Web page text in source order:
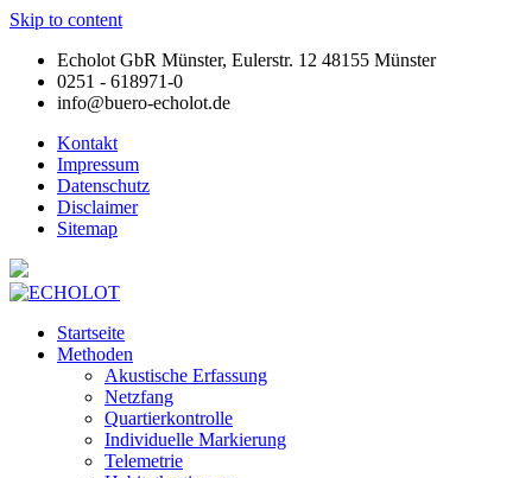
Skip to content
Echolot GbR Münster, Eulerstr. 12 48155 Münster
0251 - 618971-0
info@buero-echolot.de
Kontakt
Impressum
Datenschutz
Disclaimer
Sitemap
Startseite
Methoden
Akustische Erfassung
Netzfang
Quartierkontrolle
Individuelle Markierung
Telemetrie